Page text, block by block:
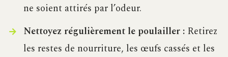
ne soient attirés par l’odeur.
Nettoyez régulièrement le poulailler :Retirez
les restes de nourriture, les œufs cassés et les